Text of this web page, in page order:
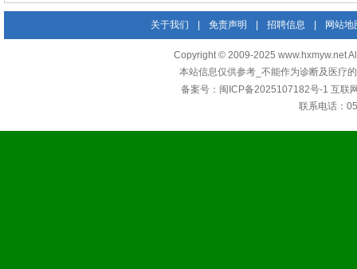
关于我们 免责声明 招聘信息 网站地
Copyright © 2009-2025 www.hxmyw.net
本站信息仅供参考_不能作为诊断及医疗
备案号： 闽ICP备2025107182号-1 互联
联系电话：